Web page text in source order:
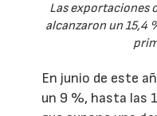
Las exportaciones
alcanzaron un 15,4
En junio de este
un 9 %, hasta las